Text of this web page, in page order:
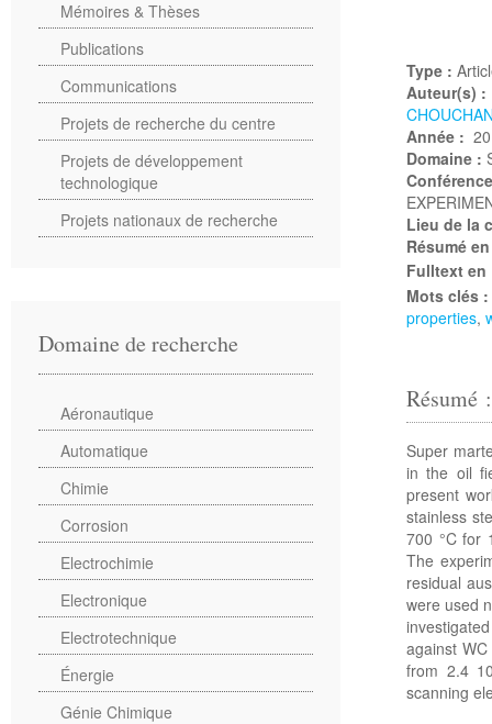
Type :
Auteur(s) :
Année :
Domaine :
Lieu de la
Résumé
Fulltext en
Mots clés :
properties,
Super
in the oil
present
stainless
700 °C for
The
residual
were used
against
from 2.4
scanning
Mémoires & Thèses
Publications
Communications
Projets de recherche du centre
Projets de développement
technologique
Projets nationaux de recherche
Domaine de recherche
Aéronautique
Automatique
Chimie
Corrosion
Electrochimie
Electronique
Electrotechnique
Énergie
Génie Chimique